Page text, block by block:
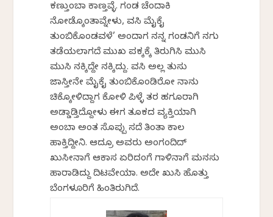
ಕಣ್ತುಂಬಾ ಕಾಣ್ತವ್ಳೆ. ಗಂಡ ಚೆಂದಾಕಿ
ನೋಡ್ಕೊಂತಾವ್ನೇಳು, ವಸಿ ಮೈಕೈ
ತುಂಬಿಕೊಂಡವಳೆ’ ಅಂದಾಗ ನನ್ನ ಗಂಡನಿಗೆ ನಗು
ತಡೆಯಲಾಗದೆ ಮುಖ ಪಕ್ಕಕ್ಕೆ ತಿರುಗಿಸಿ ಮುಸಿ
ಮುಸಿ ನಕ್ಕಿದ್ದೇ ನಕ್ಕಿದ್ದು. ವಸಿ ಅಲ್ಲ ತುಸು
ಜಾಸ್ತೀನೇ ಮೈಕೈ ತುಂಬಿಕೊಂಡಿರೋ ನಾನು
ಚಿಕ್ಕೋಳಿದ್ದಾಗ ಕೋಳಿ ಪಿಳ್ಳೆ ತರ ಹಗೂರಾಗಿ
ಅಡ್ಡಾಡ್ತಿದ್ದೋಳು ಈಗ ತೂಕದ ವ್ಯಕ್ತಿಯಾಗಿ
ಅಂಬಾ ಅಂತ ಸೊಪ್ಪು ಸದೆ ತಿಂತಾ ಕಾಲ
ಹಾಕ್ತಿದ್ದೀನಿ. ಆದ್ರೂ ಅವರು ಅಂಗಂದಿದ್
ಖುಸೀನಾಗೆ ಆಕಾಸ ಏರಿದಂಗೆ ಗಾಳಿನಾಗೆ ಮನಸು
ಹಾರಾಡಿದ್ದು ದಿಟವೇಯಾ. ಅದೇ ಖುಸಿ ಹೊತ್ತು
ಬೆಂಗಳೂರಿಗೆ ಹಿಂತಿರುಗಿದೆ.